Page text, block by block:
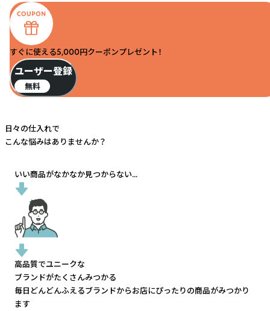
すぐに使える5,000円クーポンプレゼント！
ユーザー登録
無料
日々の仕入れで
こんな悩みはありませんか？
いい商品がなかなか見つからない...
高品質でユニークな
ブランドがたくさんみつかる
毎日どんどんふえるブランドからお店にぴったりの商品がみつかり
ます